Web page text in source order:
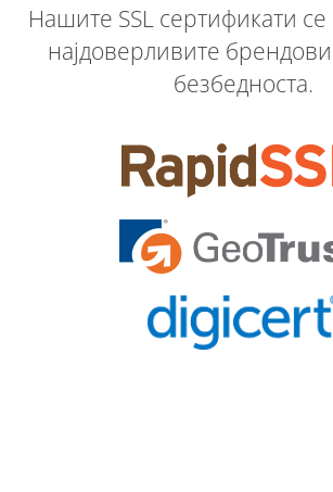
Нашите SSL сертификати
најдоверливите
безбедноста.